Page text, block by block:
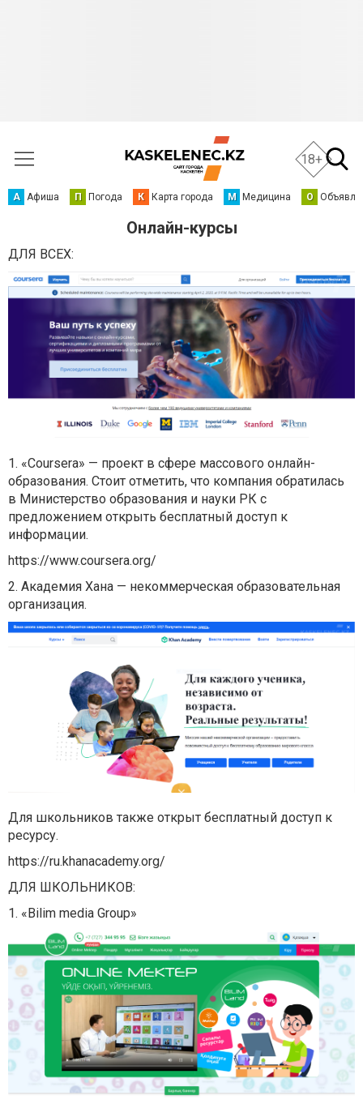
18+
А Афиша П Погода К Карта города М Медицина О
Онлайн-курсы
ДЛЯ ВСЕХ:
1. «Coursera» — проект в сфере массового онлайн-
образования. Стоит отметить, что компания обратилась
в Министерство образования и науки РК с
предложением открыть бесплатный доступ к
информации.
https://www.coursera.org/
2. Академия Хана — некоммерческая образовательная
организация.
Для школьников также открыт бесплатный доступ к
ресурсу.
https://ru.khanacademy.org/
ДЛЯ ШКОЛЬНИКОВ:
1. «Bilim media Group»